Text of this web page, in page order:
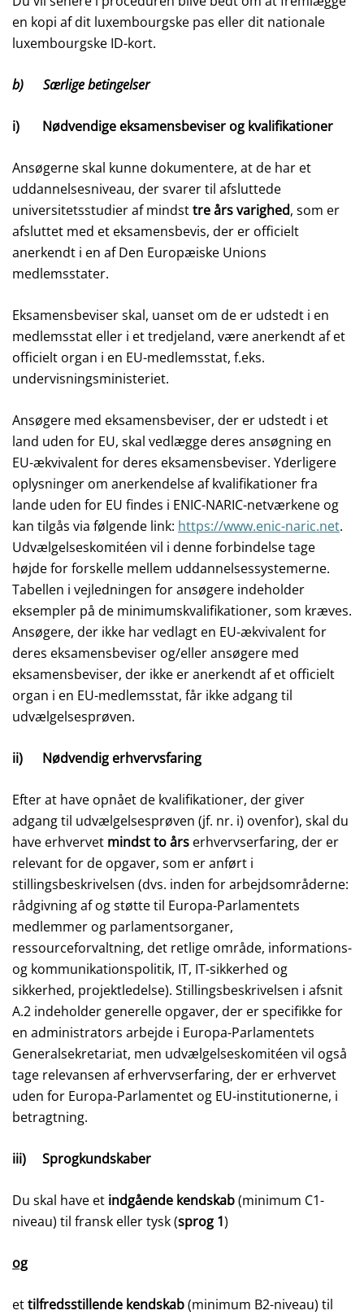
en kopi af dit luxembourgske pas eller dit nationale
luxembourgske ID-kort.
b) Særlige betingelser
i) Nødvendige eksamensbeviser og kvalifikationer
Ansøgerne skal kunne dokumentere, at de har et
uddannelsesniveau, der svarer til afsluttede
universitetsstudier af mindsttre års varighed, som er
afsluttet med et eksamensbevis, der er officielt
anerkendt i en af Den Europæiske Unions
medlemsstater.
Eksamensbeviser skal, uanset om de er udstedt i en
medlemsstat eller i et tredjeland, være anerkendt af et
officielt organ i en EU-medlemsstat, f.eks.
undervisningsministeriet.
Ansøgere med eksamensbeviser, der er udstedt i et
land uden for EU, skal vedlægge deres ansøgning en
EU-ækvivalent for deres eksamensbeviser. Yderligere
oplysninger om anerkendelse af kvalifikationer fra
lande uden for EU findes i ENIC-NARIC-netværkene og
kan tilgås via følgende link: https://www.enic-naric.net.
Udvælgelseskomitéen vil i denne forbindelse tage
højde for forskelle mellem uddannelsessystemerne.
Tabellen i vejledningen for ansøgere indeholder
eksempler på de minimumskvalifikationer, som kræves.
Ansøgere, der ikke har vedlagt en EU-ækvivalent for
deres eksamensbeviser og/eller ansøgere med
eksamensbeviser, der ikke er anerkendt af et officielt
organ i en EU-medlemsstat, får ikke adgang til
udvælgelsesprøven.
ii) Nødvendig erhvervsfaring
Efter at have opnået de kvalifikationer, der giver
adgang til udvælgelsesprøven (jf. nr. i) ovenfor), skal du
have erhvervet mindst to års erhvervserfaring, der er
relevant for de opgaver, som er anført i
stillingsbeskrivelsen (dvs. inden for arbejdsområderne:
rådgivning af og støtte til Europa-Parlamentets
medlemmer og parlamentsorganer,
ressourceforvaltning, det retlige område, informations-
og kommunikationspolitik, IT, IT-sikkerhed og
sikkerhed, projektledelse). Stillingsbeskrivelsen i afsnit
A.2 indeholder generelle opgaver, der er specifikke for
en administrators arbejde i Europa-Parlamentets
Generalsekretariat, men udvælgelseskomitéen vil også
tage relevansen af erhvervserfaring, der er erhvervet
uden for Europa-Parlamentet og EU-institutionerne, i
betragtning.
iii) Sprogkundskaber
Du skal have et indgående kendskab(minimum C1-
niveau) til fransk eller tysk (sprog 1)
og
ettilfredsstillende kendskab(minimum B2-niveau) til